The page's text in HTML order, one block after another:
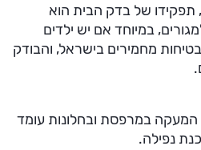
תפקידו של בדק הבית הוא
במיוחד אם יש ילדים
מחמירים בישראל, והבודק
במרפסת ובחלונות עומד
נפילה.